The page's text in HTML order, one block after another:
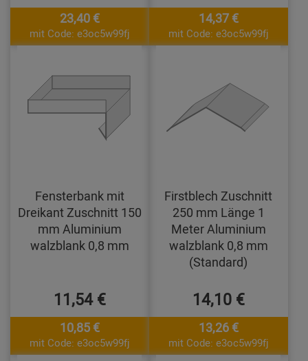
23,40 €
mit Code: e3oc5w99fj
14,37 €
mit Code: e3oc5w99fj
Fensterbank mit
Dreikant Zuschnitt 150
mm Aluminium
walzblank 0,8 mm
11,54 €
10,85 €
mit Code: e3oc5w99fj
Firstblech Zuschnitt
250 mm Länge 1
Meter Aluminium
walzblank 0,8 mm
(Standard)
14,10 €
13,26 €
mit Code: e3oc5w99fj